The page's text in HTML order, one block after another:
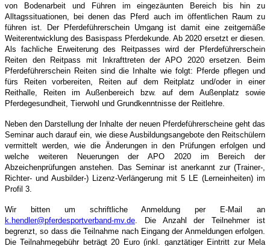
von Bodenarbeit und Führen im eingezäunten Bereich bis hin zu
Alltagssituationen, bei denen das Pferd auch im öffentlichen Raum zu
führen ist. Der Pferdeführerschein Umgang ist damit eine zeitgemäße
Weiterentwicklung des Basispass Pferdekunde. Ab 2020 ersetzt er diesen.
Als fachliche Erweiterung des Reitpasses wird der Pferdeführerschein
Reiten den Reitpass mit Inkrafttreten der APO 2020 ersetzen. Beim
Pferdeführerschein Reiten sind die Inhalte wie folgt: Pferde pflegen und
fürs Reiten vorbereiten, Reiten auf dem Reitplatz und/oder in einer
Reithalle, Reiten im Außenbereich bzw. auf dem Außenplatz sowie
Pferdegesundheit, Tierwohl und Grundkenntnisse der Reitlehre.
Neben den Darstellung der Inhalte der neuen Pferdeführerscheine geht das
Seminar auch darauf ein, wie diese Ausbildungsangebote den Reitschülern
vermittelt werden, wie die Änderungen in den Prüfungen erfolgen und
welche weiteren Neuerungen der APO 2020 im Bereich der
Abzeichenprüfungen anstehen. Das Seminar ist anerkannt zur (Trainer-,
Richter- und Ausbilder-) Lizenz-Verlängerung mit 5 LE (Lerneinheiten) im
Profil 3.
Wir bitten um schriftliche Anmeldung per E-Mail an
k.hendler@pferdesportverband-mv.de . Die Anzahl der Teilnehmer ist
begrenzt, so dass die Teilnahme nach Eingang der Anmeldungen erfolgen.
Die Teilnahmegebühr beträgt 20 Euro (inkl. ganztätiger Eintritt zur Mela